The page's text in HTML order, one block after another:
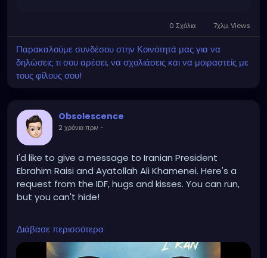
0 Σχόλια 7χλμ. Views
Παρακαλούμε συνδέσου στην Κοινότητά μας για να
δηλώσεις τι σου αρέσει, να σχολιάσεις και να μοιραστείς με
τους φίλους σου!
Obsolescence
2 χρόνια πριν -
I'd like to give a message to Iranian President
Ebrahim Raisi and Ayatollah Ali Khamenei. Here's a
request from the IDF, hugs and kisses. You can run,
but you can't hide!
https://www.youtube.com/watch?v=r1GZvwnwaIE
Διάβασε περισσότερα